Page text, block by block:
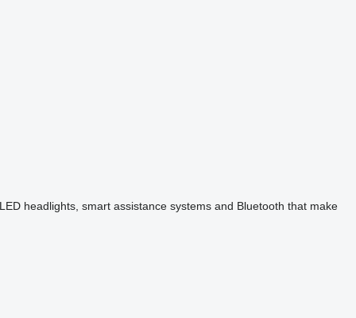
headlights, smart assistance systems and Bluetooth that make